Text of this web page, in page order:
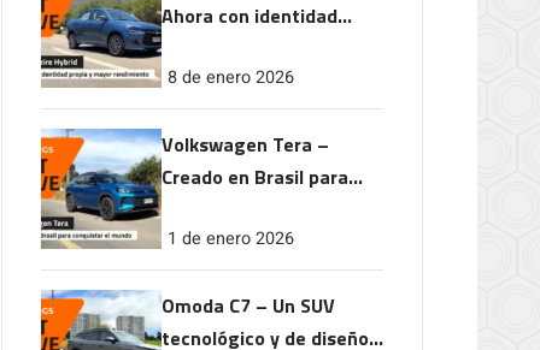
Ahora con identidad
rendimiento
8 de enero 2026
Volkswagen Tera –
Creado en Brasil para
1 de enero 2026
Omoda C7 – Un SUV
tecnológico y de diseño